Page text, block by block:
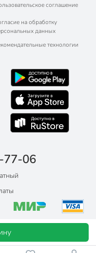
соглашение
на обработку
данных
технологии
77-06